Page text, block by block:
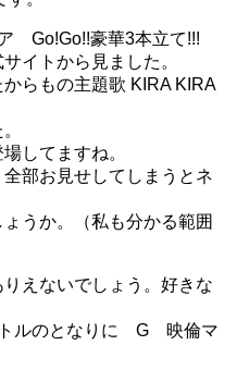
Go!Go!!豪華3本立て!!!
イトから見ました。
らもの主題歌 KIRA KIRA
してますね。
部お見せしてしまうとネ
うか。（私も分かる範囲
えないでしょう。好きな
ルのとなりに G 映倫マ